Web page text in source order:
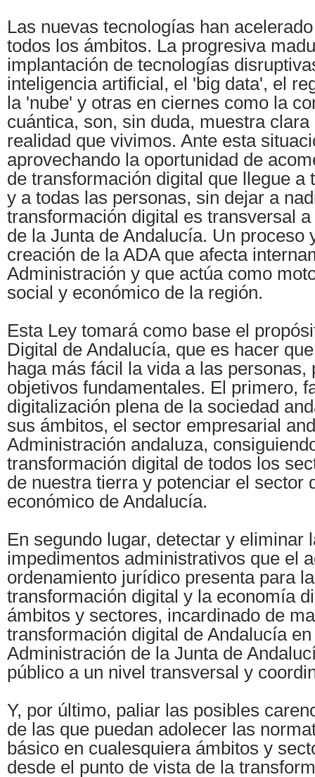
Las nuevas tecnologías han
todos los ámbitos. La progresiva
implantación de tecnologías
inteligencia artificial, el 'big data', el
la 'nube' y otras en ciernes como la
cuántica, son, sin duda, muestra
realidad que vivimos. Ante esta
aprovechando la oportunidad de
de transformación digital que llegue a
y a todas las personas, sin dejar a
transformación digital es transversal
de la Junta de Andalucía. Un proceso
creación de la ADA que afecta
Administración y que actúa como
social y económico de la región.
Esta Ley tomará como base el
Digital de Andalucía, que es hacer
haga más fácil la vida a las personas,
objetivos fundamentales. El primero,
digitalización plena de la sociedad
sus ámbitos, el sector empresarial
Administración andaluza,
transformación digital de todos los
de nuestra tierra y potenciar el sector
económico de Andalucía.
En segundo lugar, detectar y eliminar
impedimentos administrativos que el
ordenamiento jurídico presenta para
transformación digital y la economía
ámbitos y sectores, incardinado de
transformación digital de Andalucía
Administración de la Junta de
público a un nivel transversal y
Y, por último, paliar las posibles
de las que puedan adolecer las
básico en cualesquiera ámbitos y
desde el punto de vista de la